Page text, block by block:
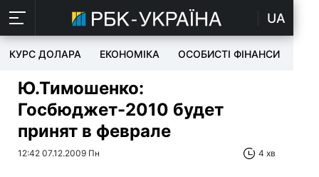
UA
КУРС ДОЛАРА ЕКОНОМІКА ОСОБИСТІ ФІНАНСИ
Ю.Тимошенко:
Госбюджет-2010 будет
принят в феврале
12:42 07.12.2009 Пн 4 хв